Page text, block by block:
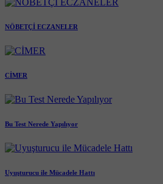
NÖBETÇİ ECZANELER
CİMER
Bu Test Nerede Yapılıyor
Uyuşturucu ile Mücadele Hattı